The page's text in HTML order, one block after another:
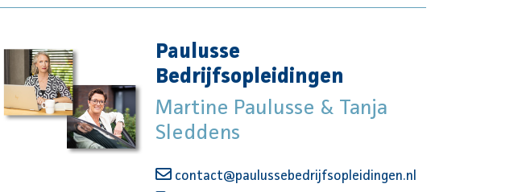
Paulusse
Bedrijfsopleidingen
Martine Paulusse & Tanja
Sleddens
contact@paulussebedrijfsopleidingen.nl